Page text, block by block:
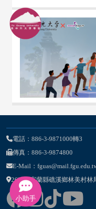
電話：886-3-9871000轉3
傳真：886-3-9874800
E-Mail：
262-47宜蘭縣礁溪鄉林美村林
小助手